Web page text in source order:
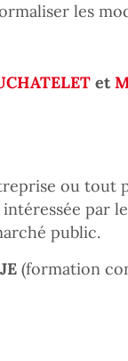
les
et
ou tout
par
public.
(formation